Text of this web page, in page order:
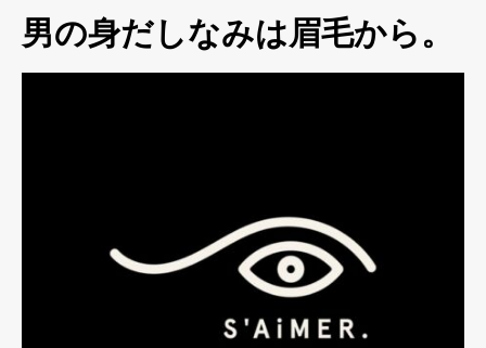
男の身だしなみは眉毛から。